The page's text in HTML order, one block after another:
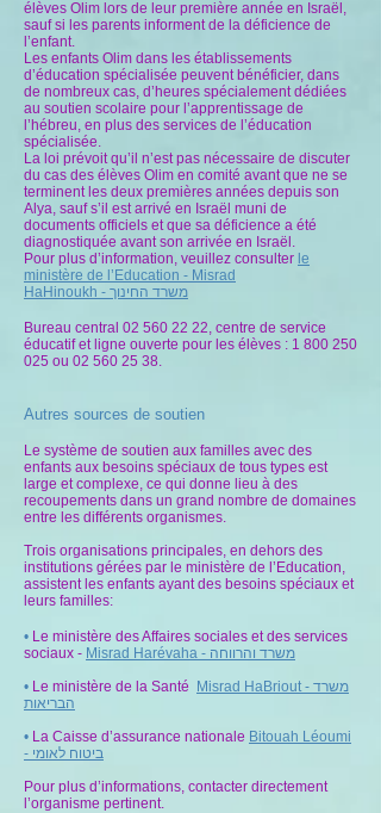
élèves Olim lors de leur première année en Israël,
sauf si les parents informent de la déficience de
l’enfant.
Les enfants Olim dans les établissements
d’éducation spécialisée peuvent bénéficier, dans
de nombreux cas, d’heures spécialement dédiées
au soutien scolaire pour l’apprentissage de
l’hébreu, en plus des services de l’éducation
spécialisée.
La loi prévoit qu’il n’est pas nécessaire de discuter
du cas des élèves Olim en comité avant que ne se
terminent les deux premières années depuis son
Alya, sauf s’il est arrivé en Israël muni de
documents officiels et que sa déficience a été
diagnostiquée avant son arrivée en Israël.
Pour plus d’information, veuillez consulter le
ministère de l’Education - Misrad
HaHinoukh - משרד החינוך
Bureau central 02 560 22 22, centre de service
éducatif et ligne ouverte pour les élèves : 1 800 250
025 ou 02 560 25 38.
Autres sources de soutien
Le système de soutien aux familles avec des
enfants aux besoins spéciaux de tous types est
large et complexe, ce qui donne lieu à des
recoupements dans un grand nombre de domaines
entre les différents organismes.
Trois organisations principales, en dehors des
institutions gérées par le ministère de l’Education,
assistent les enfants ayant des besoins spéciaux et
leurs familles:
• Le ministère des Affaires sociales et des services
sociaux - Misrad Harévaha - משרד והרווחה
• Le ministère de la Santé Misrad HaBriout - משרד
הבריאות
• La Caisse d’assurance nationale Bitouah Léoumi
- ביטוח לאומי
Pour plus d’informations, contacter directement
l’organisme pertinent.